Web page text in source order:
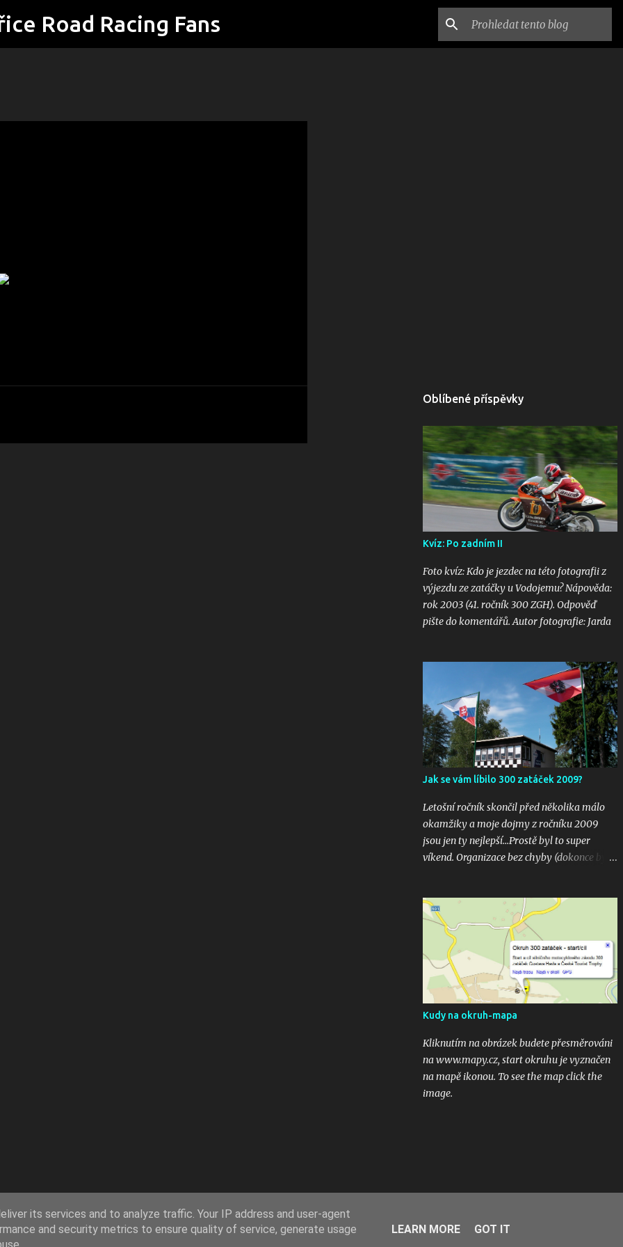
Přeskočit na hlavní obsah
Road Racing Fans
Oblíbené příspěvky
Kvíz: Po zadním II
Foto kvíz: Kdo je jezdec na této fotografii z
výjezdu ze zatáčky u Vodojemu? Nápověda:
rok 2003 (41. ročník 300 ZGH). Odpověď
pište do komentářů. Autor fotografie: Jarda
Jak se vám líbilo 300 zatáček 2009?
Letošní ročník skončil před několika málo
okamžiky a moje dojmy z ročníku 2009
jsou jen ty nejlepší...Prostě byl to super
víkend. Organizace bez chyby (dokonce bylo
žádná velká nehoda pokud vím a hlavně
překrásné souboje hned v několika
kubaturách. Máte fotky, videa ? Pošlete mi
odkaz na email 300zatacek@gmail.com a
podělte se s ostatními, budou uveřejněny na
těchto stránkých. Dík. A jak se líbily Zatáčky
vám? Pište do komentářů...
Kudy na okruh-mapa
Kliknutím na obrázek budete přesměrováni
na www.mapy.cz, start okruhu je vyznačen
na mapě ikonou. To see the map click the
image.
its services and to analyze traffic. Your IP address and user-agent
and security metrics to ensure quality of service, generate usage
LEARN MORE GOT IT